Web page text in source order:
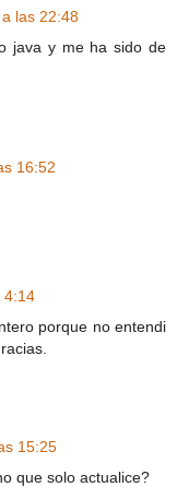
las 22:48
java y me ha sido de
16:52
4:14
porque no entendi
15:25
que solo actualice?